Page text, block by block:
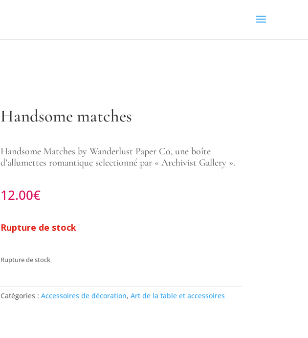
Handsome matches
Handsome Matches by Wanderlust Paper Co, une boîte
d’allumettes romantique selectionné par « Archivist Gallery ».
12.00€
Rupture de stock
Rupture de stock
Catégories : Accessoires de décoration, Art de la table et accessoires